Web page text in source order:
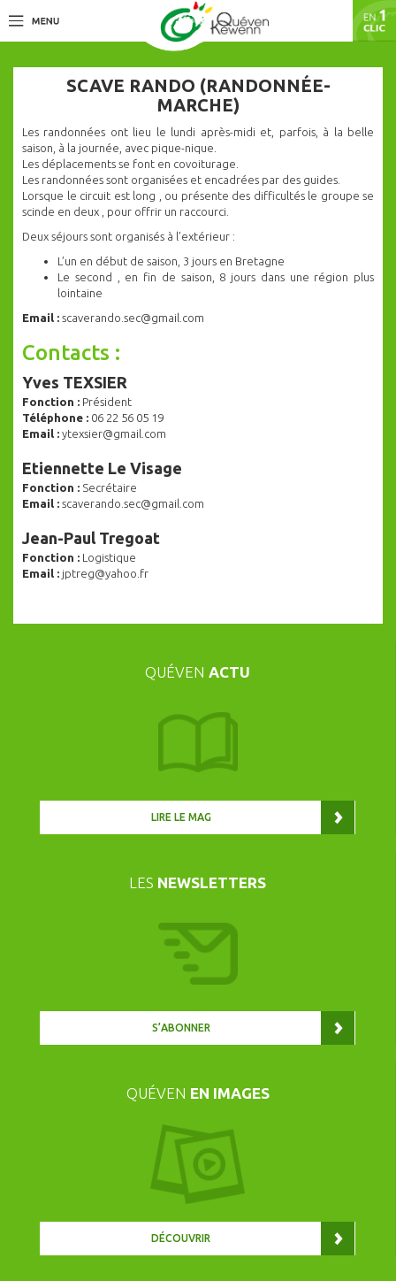
SCAVE RANDO (RANDONNÉE-
MARCHE)
Les randonnées ont lieu le lundi après-midi et, parfois, à la belle
saison, à la journée, avec pique-nique.
Les déplacements se font en covoiturage.
Les randonnées sont organisées et encadrées par des guides.
Lorsque le circuit est long , ou présente des difficultés le groupe se
scinde en deux , pour offrir un raccourci.
Deux séjours sont organisés à l’extérieur :
L’un en début de saison, 3 jours en Bretagne
Le second , en fin de saison, 8 jours dans une région plus
lointaine
Email : scaverando.sec@gmail.com
Contacts :
Yves TEXSIER
Fonction : Président
Téléphone : 06 22 56 05 19
Email : ytexsier@gmail.com
Etiennette Le Visage
Fonction : Secrétaire
Email : scaverando.sec@gmail.com
Jean-Paul Tregoat
Fonction : Logistique
Email : jptreg@yahoo.fr
QUÉVEN ACTU
LIRE LE MAG
LES NEWSLETTERS
S’ABONNER
QUÉVEN EN IMAGES
DÉCOUVRIR